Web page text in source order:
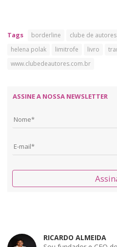
Tags borderline clube de autores
helena polak
limitrofe livro
www.clubedeautores.com.br
ASSINE A NOSSA NEWSLETTER
RICARDO ALMEIDA